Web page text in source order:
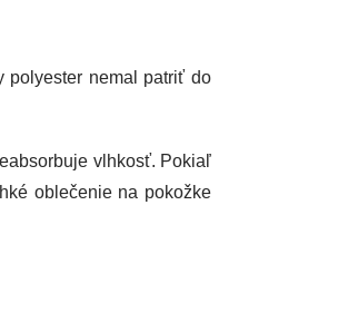
polyester nemal patriť do
vlhkosť. Pokiaľ
oblečenie na pokožke